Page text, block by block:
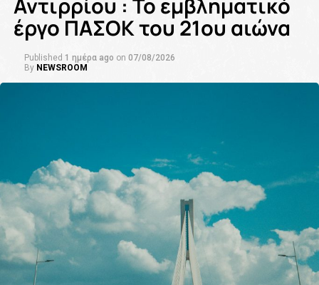
έργο ΠΑΣΟΚ του 21ου αιώνα
Published 1 ημέρα ago on 07/08/2026
By NEWSROOM